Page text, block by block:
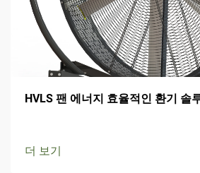
HVLS 팬 에너지 효율적인 환기 솔
더 보기